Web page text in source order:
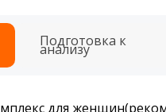
Подготовка к
анализу
для